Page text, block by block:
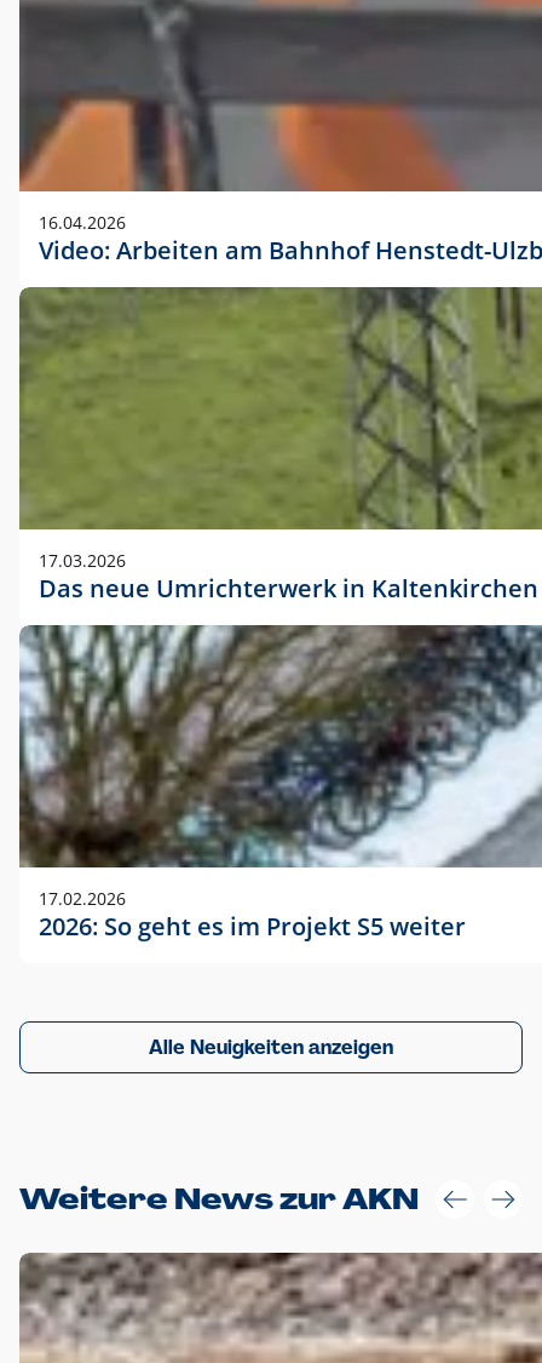
16.04.2026
Video: Arbeiten am Bahnhof Henstedt-
17.03.2026
Das neue Umrichterwerk in Kaltenkirchen
17.02.2026
2026: So geht es im Projekt S5 weiter
Alle Neuigkeiten anzeigen
Weitere News zur AKN